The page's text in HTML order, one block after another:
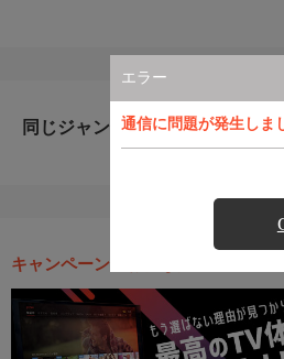
エラー
通信に問題が発生しま
同じジャンルのおすすめ番組
キャンペーン・お得な情報